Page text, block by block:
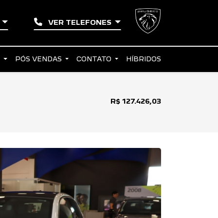
VER TELEFONES
PÓS VENDAS CONTATO HÍBRIDOS
R$ 127.426,03